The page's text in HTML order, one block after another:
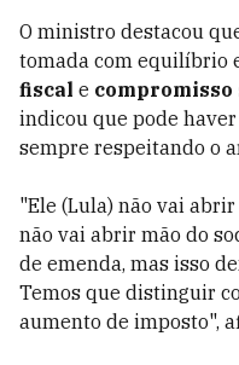
O ministro destacou
tomada com equilíbrio
fiscal e compromisso
indicou que pode
sempre respeitando o
"Ele (Lula) não vai
não vai abrir mão do
de emenda, mas isso
Temos que distinguir
aumento de imposto",